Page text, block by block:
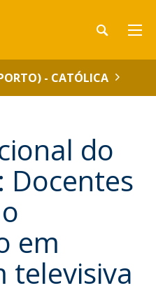
- CATÓLICA
do
Docentes
em
televisiva